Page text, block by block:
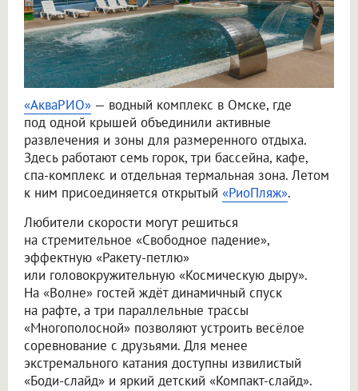
«АкваРИО» — водный комплекс в Омске, где
под одной крышей объединили активные
развлечения и зоны для размеренного отдыха.
Здесь работают семь горок, три бассейна, кафе,
спа-комплекс и отдельная термальная зона. Летом
к ним присоединяется открытый «РиоПляж».
Любители скорости могут решиться
на стремительное «Свободное падение»,
эффектную «Ракету-петлю»
или головокружительную «Космическую дыру».
На «Волне» гостей ждёт динамичный спуск
на рафте, а три параллельные трассы
«Многополосной» позволяют устроить весёлое
соревнование с друзьями. Для менее
экстремального катания доступны извилистый
«Боди-слайд» и яркий детский «Компакт-слайд».